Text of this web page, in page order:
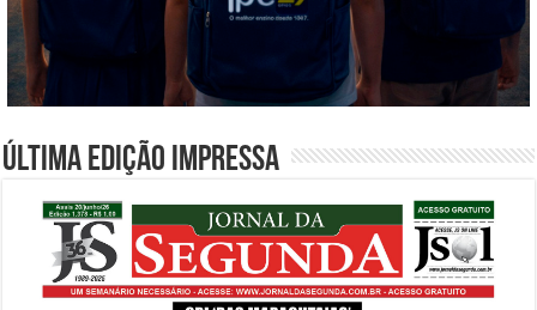
Última edição impressa